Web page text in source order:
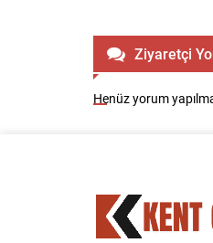
Ziyaretçi
Henüz yorum